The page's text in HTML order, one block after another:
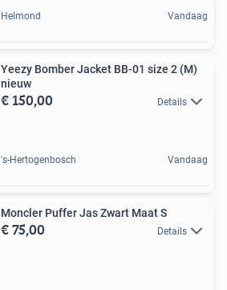
Helmond Vandaag
Yeezy Bomber Jacket BB-01 size 2 (M)
nieuw
€ 150,00 Details
's-Hertogenbosch Vandaag
Moncler Puffer Jas Zwart Maat S
€ 75,00 Details